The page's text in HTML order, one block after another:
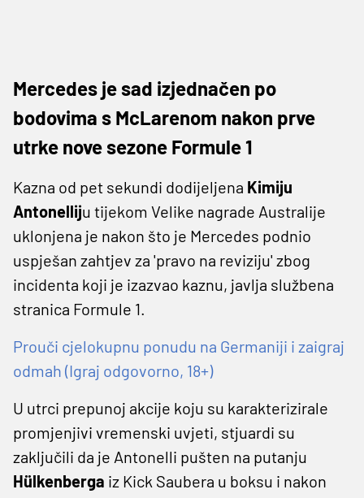
Mercedes je sad izjednačen po
bodovima s McLarenom nakon prve
utrke nove sezone Formule 1
Kazna od pet sekundi dodijeljena Kimiju
Antonelliju tijekom Velike nagrade Australije
uklonjena je nakon što je Mercedes podnio
uspješan zahtjev za 'pravo na reviziju' zbog
incidenta koji je izazvao kaznu, javlja službena
stranica Formule 1.
Prouči cjelokupnu ponudu na Germaniji i zaigraj
odmah (Igraj odgovorno, 18+)
U utrci prepunoj akcije koju su karakterizirale
promjenjivi vremenski uvjeti, stjuardi su
zaključili da je Antonelli pušten na putanju
Hülkenberga iz Kick Saubera u boksu i nakon